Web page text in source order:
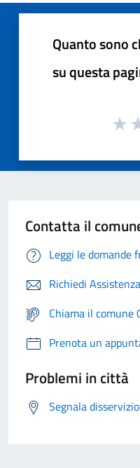
Quanto sono
su questa
Contatta il
Leggi le domande
Richiedi Assistenza
Chiama il
Prenota un
Problemi in città
Segnala disservizio